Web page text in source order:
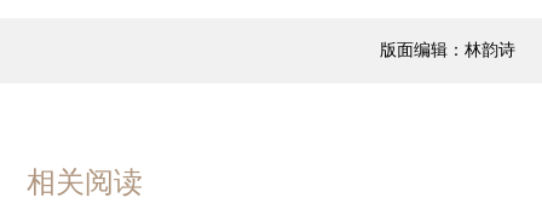
版面编辑：林韵诗
相关阅读